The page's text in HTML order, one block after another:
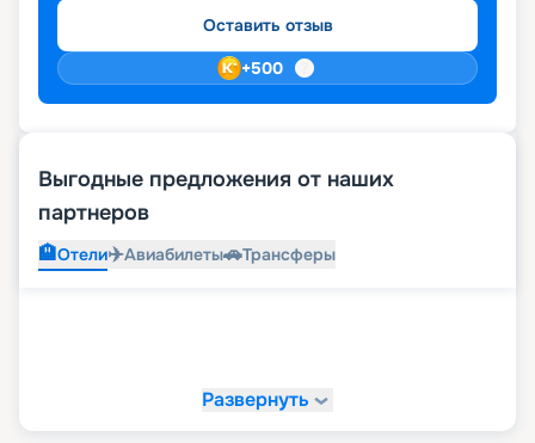
Оставить отзыв
+500
Выгодные предложения от наших
партнеров
🏨Отели✈️Авиабилеты🚗Трансферы
Развернуть